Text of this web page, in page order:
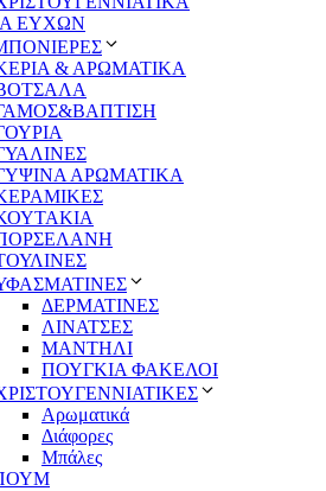
ΕΥΧΩΝ
& ΑΡΩΜΑΤΙΚΑ
ΑΡΩΜΑΤΙΚΑ
ΔΕΡΜΑΤΙΝΕΣ
ΛΙΝΑΤΣΕΣ
ΜΑΝΤΗΛΙ
ΠΟΥΓΚΙΑ ΦΑΚΕΛΟΙ
Αρωματικά
Διάφορες
Μπάλες